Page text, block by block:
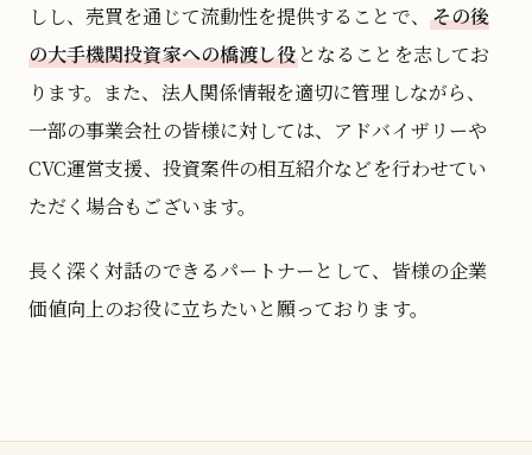
しし、売買を通じて流動性を提供することで、 その後
の大手機関投資家への橋渡し役 となることを志してお
ります。また、法人関係情報を適切に管理しながら、
一部の事業会社の皆様に対しては、アドバイザリーや
CVC運営支援、投資案件の相互紹介などを行わせてい
ただく場合もございます。
長く深く対話のできるパートナーとして、皆様の企業
価値向上のお役に立ちたいと願っております。